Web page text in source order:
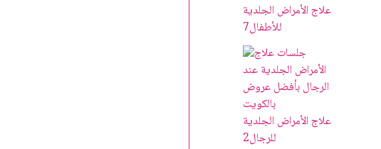
علاج الأمراض الجلدية
للأطفال7
علاج الأمراض الجلدية
للرجال2